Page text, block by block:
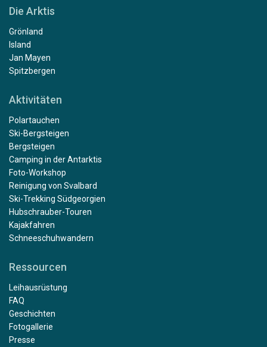
Die Arktis
Grönland
Island
Jan Mayen
Spitzbergen
Aktivitäten
Polartauchen
Ski-Bergsteigen
Bergsteigen
Camping in der Antarktis
Foto-Workshop
Reinigung von Svalbard
Ski-Trekking Südgeorgien
Hubschrauber-Touren
Kajakfahren
Schneeschuhwandern
Ressourcen
Leihausrüstung
FAQ
Geschichten
Fotogallerie
Presse